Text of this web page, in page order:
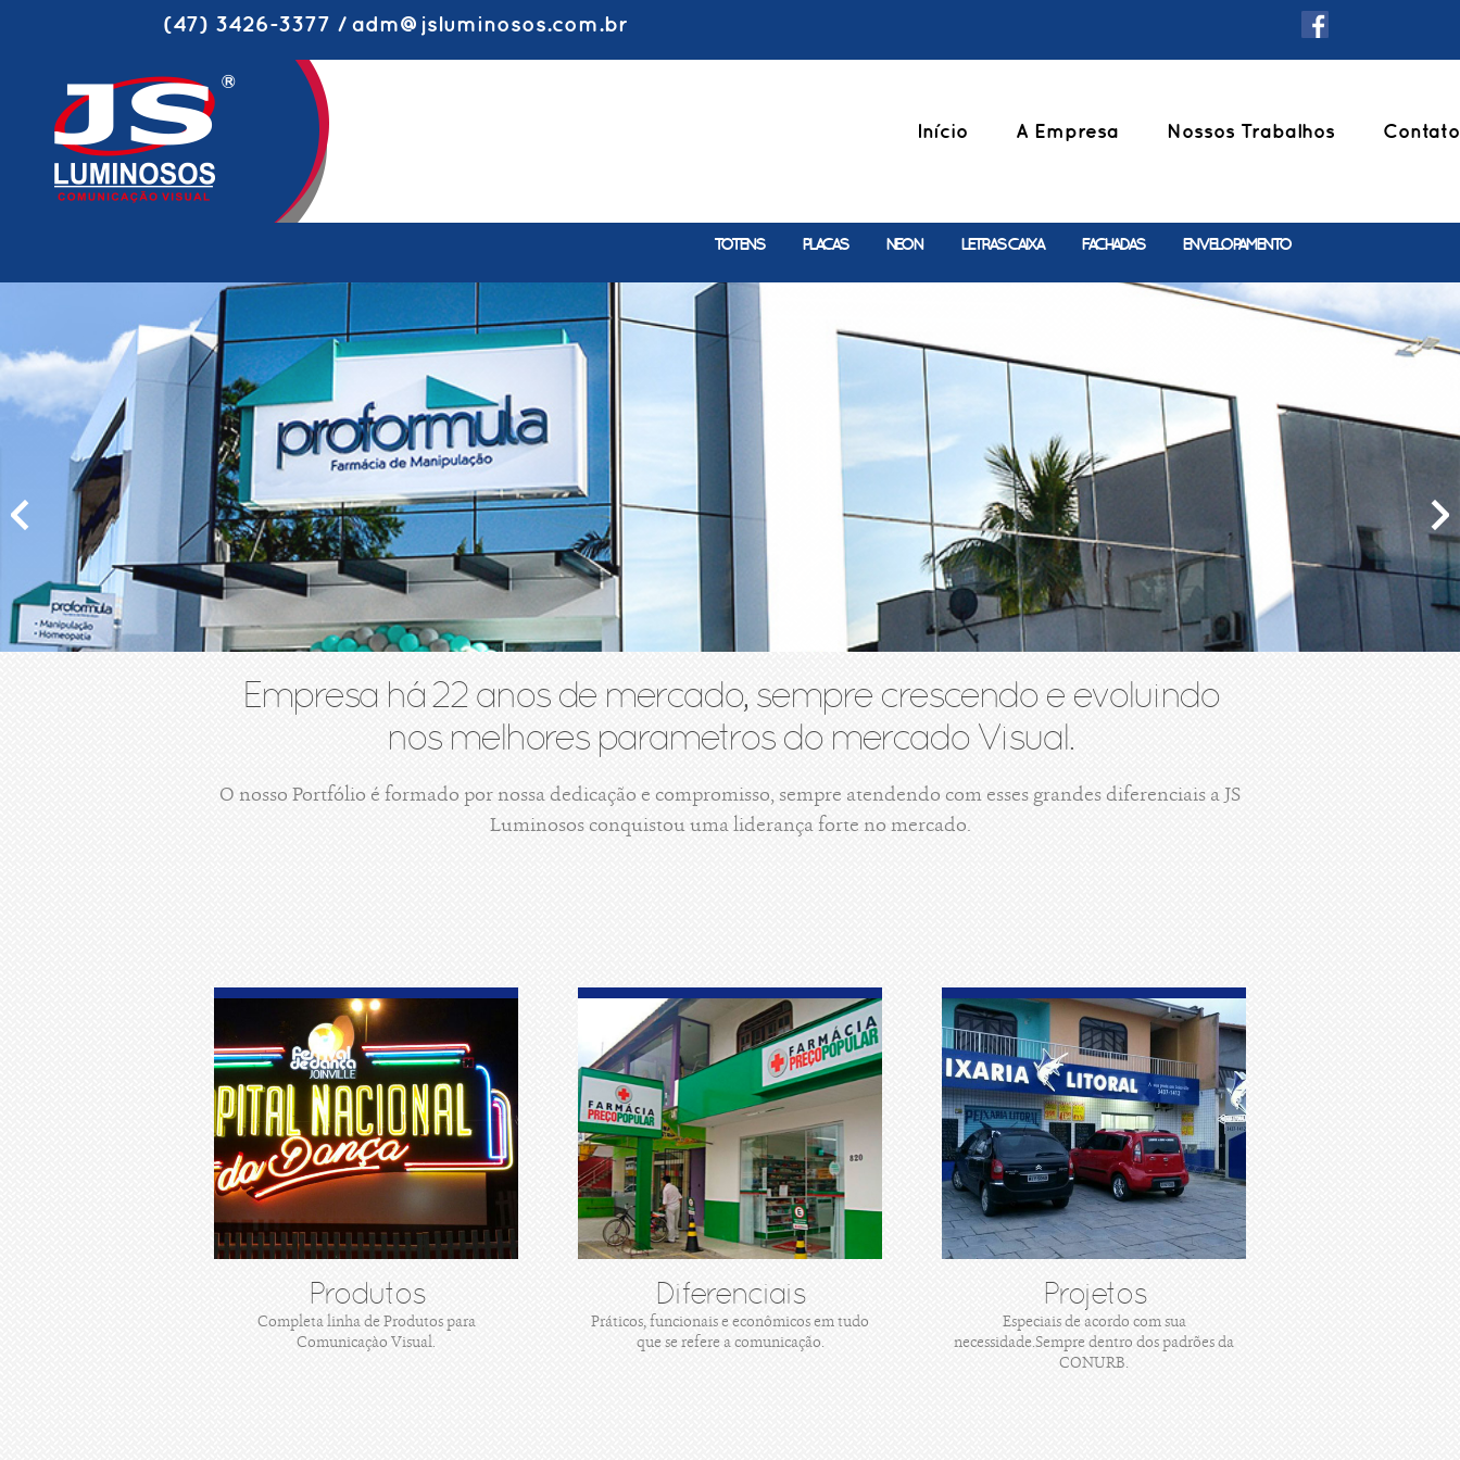
(47) 3426-3377 / adm@jsluminosos.com.br
Início A Empresa Nossos Trabalhos Contato
ENVELOPAMENTO
FACHADAS
LETRAS CAIXA
NEON
PLACAS
TOTENS
Empresa há 22 anos de mercado, sempre crescendo e evoluindo
nos melhores parametros do mercado Visual.
O nosso Portfólio é formado por nossa dedicação e compromisso, sempre atendendo com esses grandes diferenciais a JS
Luminosos conquistou uma liderança forte no mercado.
Produtos
Completa linha de Produtos para
Comunicaçào Visual.
Diferenciais
Práticos, funcionais e econômicos em tudo
que se refere a comunicação.
Projetos
Especiais de acordo com sua
necessidade.Sempre dentro dos padrões da
CONURB.